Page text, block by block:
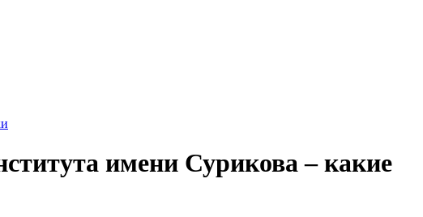
имени Сурикова – какие